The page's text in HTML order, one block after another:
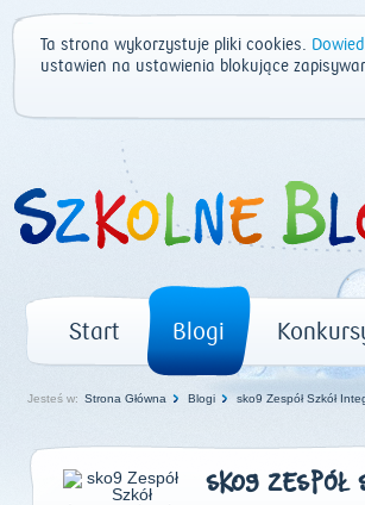
Ta strona wykorzystuje pliki cookies.
ustawień na ustawienia blokujące
Start Blogi
Jesteś w: Strona Główna Blogi sko9 Zespół Szkół
SKO9 ZESPÓŁ